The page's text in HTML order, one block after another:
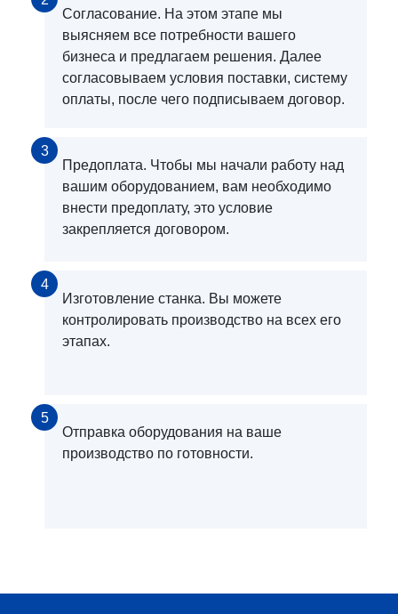
Согласование. На этом этапе мы
выясняем все потребности вашего
бизнеса и предлагаем решения. Далее
согласовываем условия поставки, систему
оплаты, после чего подписываем договор.
3
Предоплата. Чтобы мы начали работу над
вашим оборудованием, вам необходимо
внести предоплату, это условие
закрепляется договором.
4
Изготовление станка. Вы можете
контролировать производство на всех его
этапах.
5
Отправка оборудования на ваше
производство по готовности.